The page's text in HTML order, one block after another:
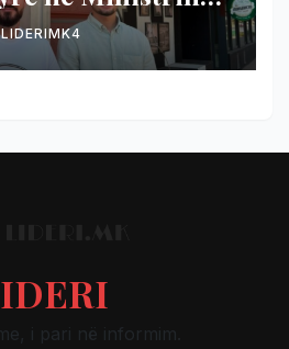
LIDERIMK4
i pari në informim.